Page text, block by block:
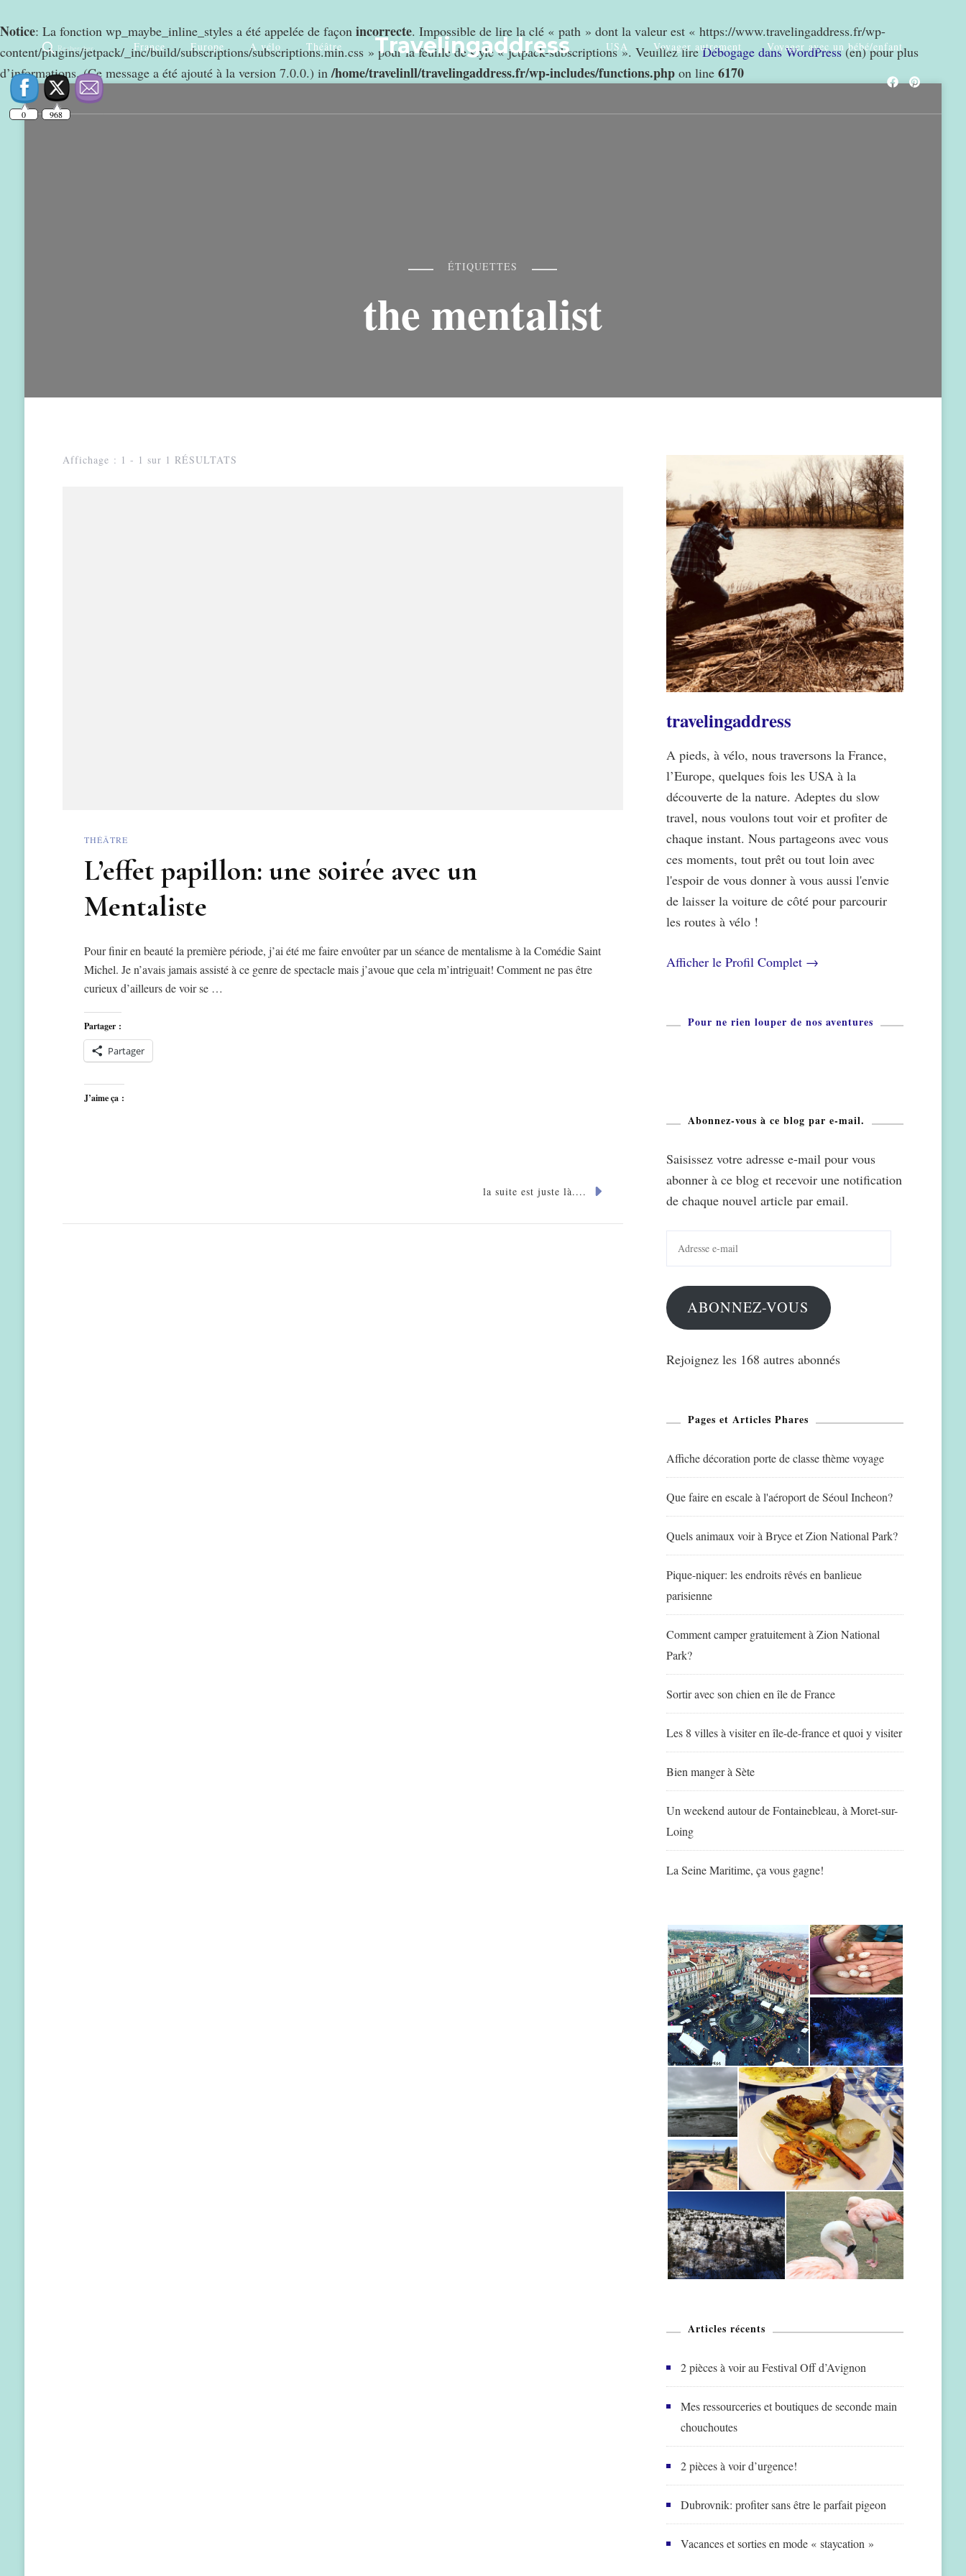
Notice: La fonction wp_maybe_inline_styles a été appelée de façon incorrecte. Impossible de lire la clé « path » dont la valeur est « https://www.travelingaddress.fr/wp-
content/plugins/jetpack/_inc/build/subscriptions/subscriptions.min.css » pour la feuille de style « jetpack-subscriptions ». Veuillez lireDébogage dans WordPress(en) pour plus
d’informations. (Ce message a été ajouté à la version 7.0.0.) in/home/travelinll/travelingaddress.fr/wp-includes/functions.php on line 6170
Rechercher France Europe A vélo Théâtre Travelingaddress USA Voyager autrement Voyager avec un bébé/enfant
ÉTIQUETTES
the mentalist
Affichage : 1 - 1 sur 1 RÉSULTATS
THÉÂTRE
L’effet papillon: une soirée avec un
Mentaliste
Pour finir en beauté la première période, j’ai été me faire envoûter par un séance de mentalisme à la Comédie Saint
Michel. Je n’avais jamais assisté à ce genre de spectacle mais j’avoue que cela m’intriguait! Comment ne pas être
curieux d’ailleurs de voir se …
Partager :
Partager
J’aime ça :
la suite est juste là....
travelingaddress
A pieds, à vélo, nous traversons la France,
l’Europe, quelques fois les USA à la
découverte de la nature. Adeptes du slow
travel, nous voulons tout voir et profiter de
chaque instant. Nous partageons avec vous
ces moments, tout prêt ou tout loin avec
l'espoir de vous donner à vous aussi l'envie
de laisser la voiture de côté pour parcourir
les routes à vélo !
Afficher le Profil Complet →
Pour ne rien louper de nos aventures
Abonnez-vous à ce blog par e-mail.
Saisissez votre adresse e-mail pour vous
abonner à ce blog et recevoir une notification
de chaque nouvel article par email.
mail
ABONNEZ-VOUS
Rejoignez les 168 autres abonnés
Pages et Articles Phares
Affiche décoration porte de classe thème voyage
Que faire en escale à l'aéroport de Séoul Incheon?
Quels animaux voir à Bryce et Zion National Park?
Pique-niquer: les endroits rêvés en banlieue
parisienne
Comment camper gratuitement à Zion National
Park?
Sortir avec son chien en île de France
Les 8 villes à visiter en île-de-france et quoi y visiter
Bien manger à Sète
Un weekend autour de Fontainebleau, à Moret-sur-
Loing
La Seine Maritime, ça vous gagne!
Articles récents
2 pièces à voir au Festival Off d’Avignon
Mes ressourceries et boutiques de seconde main
chouchoutes
2 pièces à voir d’urgence!
Dubrovnik: profiter sans être le parfait pigeon
Vacances et sorties en mode « staycation »
0 968